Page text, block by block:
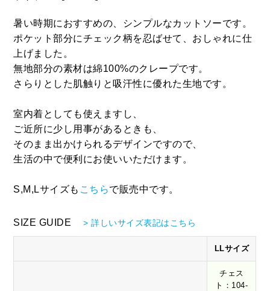
暑い時期におすすめの、シンプルなカットソーです。
ポケット部分にチェック柄を忍ばせて、おしゃれに仕
上げました。
無地部分の素材は綿100%のクレープです。
さらりとした肌触りと吸汗性に優れた生地です。
室内着としても使えますし、
ご近所に少し用事があるときも、
そのまま出かけられるデザインですので、
生活の中で便利にお使いいただけます。
S,M,Lサイズも こちらで販売中です。
SIZE GUIDE > 詳しいサイズ表記はこちら
LLサイズ
チェス
ト：104-